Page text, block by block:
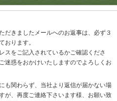
だきましたメールへのお返事は、必ず３
おります。
スをご記入されているかご確認くださ
迷惑をおかけいたしますのでよろしくお
も関わらず、当社より返信が届かない場
が、再度ご連絡下さいます様、お願い致